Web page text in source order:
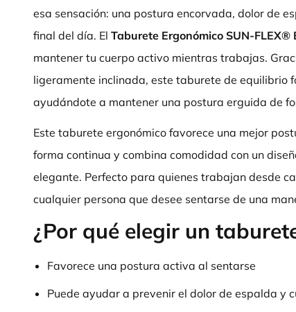
esa sensación: una postura encorvada, dolor de
final del día. El Taburete Ergonómico SUN-FLEX®
mantener tu cuerpo activo mientras trabajas.
ligeramente inclinada, este taburete de equilibrio
ayudándote a mantener una postura erguida de
Este taburete ergonómico favorece una mejor
forma continua y combina comodidad con un
elegante. Perfecto para quienes trabajan desde
cualquier persona que desee sentarse de una
¿Por qué elegir un
Favorece una postura activa al sentarse
Puede ayudar a prevenir el dolor de espalda y